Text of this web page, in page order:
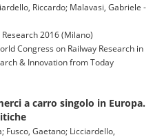
Riccardo; Malavasi, Gabriele -
2016 (Milano)
Congress on Railway Research in
& Innovation from Today
a carro singolo in Europa.
Fusco, Gaetano; Licciardello,